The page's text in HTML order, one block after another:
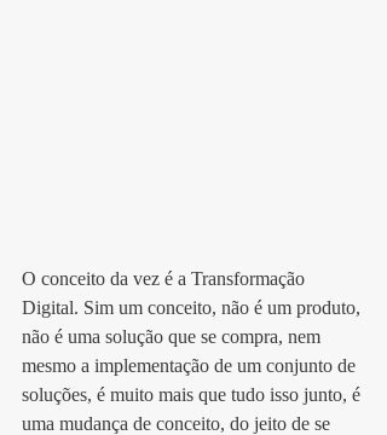
O conceito da vez é a Transformação
Digital. Sim um conceito, não é um produto,
não é uma solução que se compra, nem
mesmo a implementação de um conjunto de
soluções, é muito mais que tudo isso junto, é
uma mudança de conceito, do jeito de se